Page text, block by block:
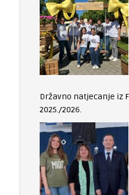
Državno natjecanje iz
2025./2026.